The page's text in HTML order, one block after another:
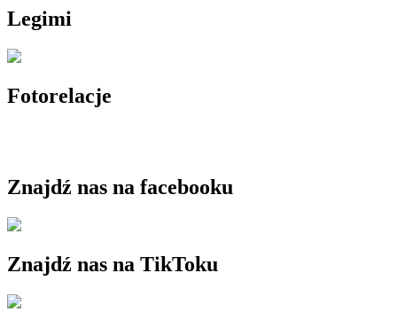
Legimi
Fotorelacje
Znajdź nas na facebooku
Znajdź nas na TikToku